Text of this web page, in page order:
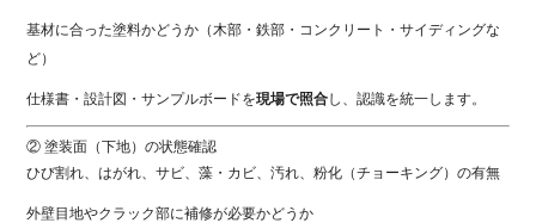
基材に合った塗料かどうか（木部・鉄部・コンクリート・サイディングな
ど）
仕様書・設計図・サンプルボードを現場で照合し、認識を統一します。
② 塗装面（下地）の状態確認
ひび割れ、はがれ、サビ、藻・カビ、汚れ、粉化（チョーキング）の有無
外壁目地やクラック部に補修が必要かどうか